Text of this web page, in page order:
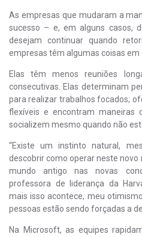
As empresas que mudaram a
sucesso – e, em alguns casos,
desejam continuar quando
empresas têm algumas coisas em
Elas têm menos reuniões
consecutivas. Elas determinam
para realizar trabalhos focados;
flexíveis e encontram maneiras
socializem mesmo quando não
“Existe um instinto natural,
descobrir como operar neste
mundo antigo nas novas
professora de liderança da
mais isso acontece, meu
pessoas estão sendo forçadas a
Na Microsoft, as equipes